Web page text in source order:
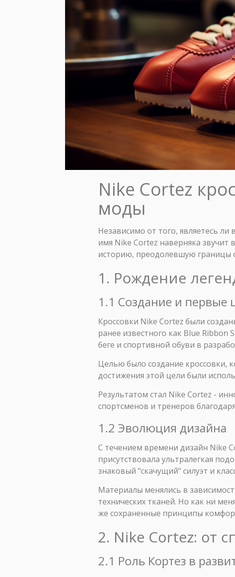
Nike Cortez
моды
Независимо от того, являетесь
имя Nike Cortez наверняка
историю, преодолевшую границы
1. Рождение
1.1 Создание и первые
Кроссовки Nike Cortez были
ранее известного как Blue
беге и спортивной обуви в
Целью было создание кроссовки,
достижения этой цели были
Результатом стал Nike Cortez -
спортсменов и тренеров
1.2 Эволюция дизайна
С течением времени дизайн Nike
присутствовала ультралегкая
знаковый "скачущий" силуэт и
Материалы менялись в
технических тканей. Но как ни
же сохраненные принципы
2. Nike Cortez: от
2.1 Роль Кортез в